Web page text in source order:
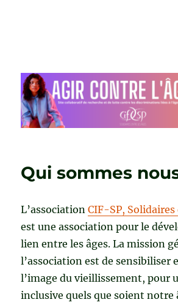
Qui sommes
L’associationCIF-SP,
est une association pour le
lien entre les âges. La mission
l’association est de sensibiliser
l’image du vieillissement, pour
inclusive quels que soient notre